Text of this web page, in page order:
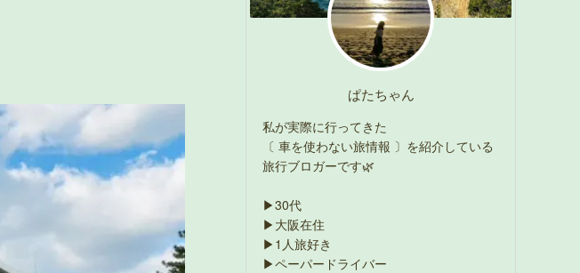
ぱたちゃん
私が実際に行ってきた
〔 車を使わない旅情報 〕を紹介している
旅行ブロガーです🌿
▶30代
▶大阪在住
▶1人旅好き
▶ペーパードライバー